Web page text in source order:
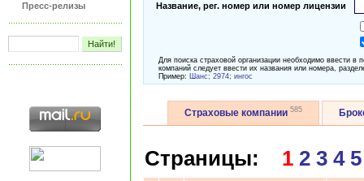
Пресс-релизы
Название, рег. номер или номер лицензии
Для поиска страховой организации необходимо ввести
компаний следует ввести их названия или номера,
Пример: Шанс; 2974; ингос
Страховые компании 585
Страницы: 1 2 3 4 5